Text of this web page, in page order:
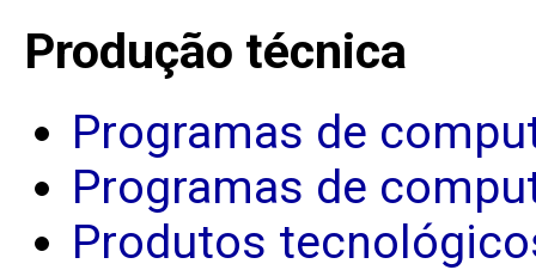
Produção técnica
Programas de
Programas de
Produtos